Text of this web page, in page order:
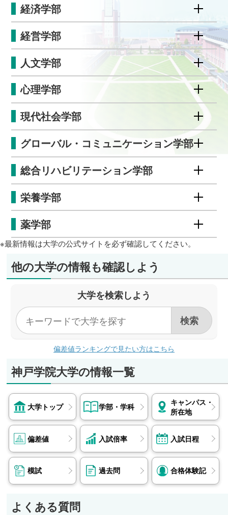
経済学部
経営学部
人文学部
心理学部
現代社会学部
グローバル・コミュニケーション学部
総合リハビリテーション学部
栄養学部
薬学部
※最新情報は大学の公式サイトを必ず確認してください。
他の大学の情報も確認しよう
大学を検索しよう
偏差値ランキングで見たい方はこちら
神戸学院大学の情報一覧
大学トップ 学部・学科
キャンパス・
所在地
偏差値 入試倍率 入試日程
模試 過去問 合格体験記
よくある質問